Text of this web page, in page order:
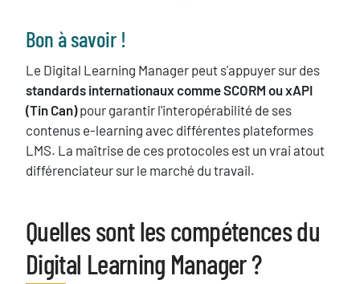
Texte
Bon à savoir !
Le Digital Learning Manager peut s'appuyer sur des
standards internationaux comme SCORM ou xAPI
(Tin Can)pour garantir l'interopérabilité de ses
contenus e-learning avec différentes plateformes
LMS. La maîtrise de ces protocoles est un vrai atout
différenciateur sur le marché du travail.
Titre
Quelles sont les compétences du
Digital Learning Manager ?